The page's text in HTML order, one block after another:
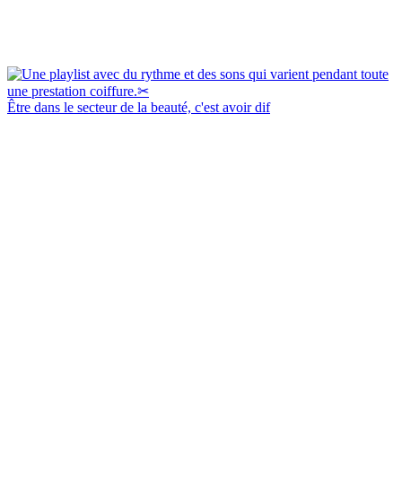
Être dans le secteur de la beauté, c'est avoir dif